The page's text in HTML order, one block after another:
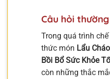
Câu hỏi
Trong quá trình
thức món Lẩu
Bồi Bổ Sức Khỏe
còn những thắc